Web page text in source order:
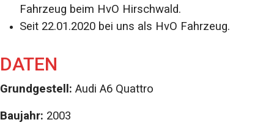
Fahrzeug beim HvO Hirschwald.
Seit 22.01.2020 bei uns als HvO Fahrzeug.
DATEN
Grundgestell: Audi A6 Quattro
Baujahr: 2003